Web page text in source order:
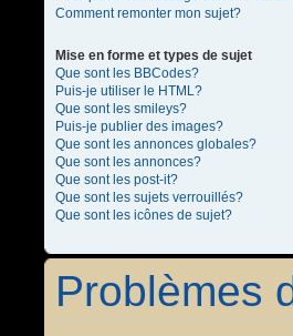
Comment remonter mon sujet?
Mise en forme et types de sujet
Que sont les BBCodes?
Puis-je utiliser le HTML?
Que sont les smileys?
Puis-je publier des images?
Que sont les annonces globales?
Que sont les annonces?
Que sont les post-it?
Que sont les sujets verrouillés?
Que sont les icônes de sujet?
Problèmes